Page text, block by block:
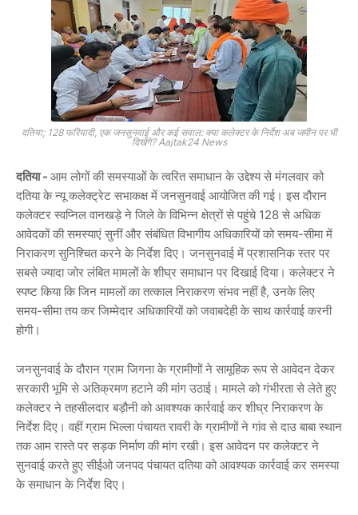
दतिया; 128 फरियादी, एक जनसुनवाई और कई सवाल: क्या कलेक्टर के निर्देश अब जमीन पर भी
दिखेंगे? Aajtak24 News
दतिया - आम लोगों की समस्याओं के त्वरित समाधान के उद्देश्य से मंगलवार को
दतिया के न्यू कलेक्ट्रेट सभाकक्ष में जनसुनवाई आयोजित की गई। इस दौरान
कलेक्टर स्वप्निल वानखड़ेने जिले के विभिन्न क्षेत्रों से पहुंचे 128 से अधिक
आवेदकोंकी समस्याएं सुनीं और संबंधित विभागीय अधिकारियों को समय-सीमा में
निराकरण सुनिश्चित करने के निर्देश दिए। जनसुनवाई में प्रशासनिक स्तर पर
सबसे ज्यादा जोर लंबित मामलों के शीघ्र समाधान पर दिखाई दिया। कलेक्टर ने
स्पष्ट किया कि जिन मामलों का तत्काल निराकरण संभव नहीं है, उनके लिए
समय-सीमा तय कर जिम्मेदार अधिकारियों को जवाबदेही के साथ कार्रवाई करनी
होगी।
जनसुनवाई के दौरान ग्राम जिगनाके ग्रामीणों ने सामूहिक रूप से आवेदन देकर
सरकारी भूमि से अतिक्रमण हटाने की मांग उठाई। मामले को गंभीरता से लेते हुए
कलेक्टर ने तहसीलदार बड़ौनीको आवश्यक कार्रवाई कर शीघ्र निराकरण के
निर्देश दिए। वहींग्राम भिल्ला पंचायत रावरीके ग्रामीणों ने गांव से दाउ बाबा स्थान
तक आम रास्ते पर सड़क निर्माण की मांग रखी। इस आवेदन पर कलेक्टर ने
सुनवाई करते हुए सीईओ जनपद पंचायत दतियाको आवश्यक कार्रवाई कर समस्या
के समाधान के निर्देश दिए।